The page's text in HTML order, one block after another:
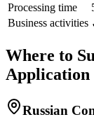
Processing time
Business activities
Where to
Application
Russian